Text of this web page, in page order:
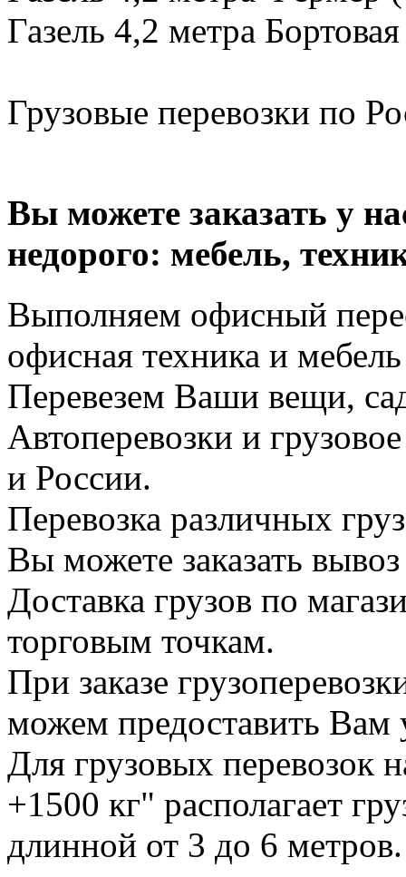
Газель 4,2 метра
Грузовые перевозки по
Вы можете заказать у
недорого: мебель,
Выполняем офисный
офисная техника и
Перевезем Ваши вещи,
Автоперевозки и
и России.
Перевозка различных
Вы можете заказать
Доставка грузов по
торговым точкам.
При заказе
можем предоставить Вам
Для грузовых перевозок
+1500 кг" располагает
длинной от 3 до 6 метров.